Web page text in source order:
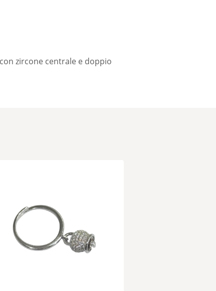
zircone centrale e doppio